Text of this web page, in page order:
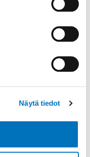
Näytä tiedot